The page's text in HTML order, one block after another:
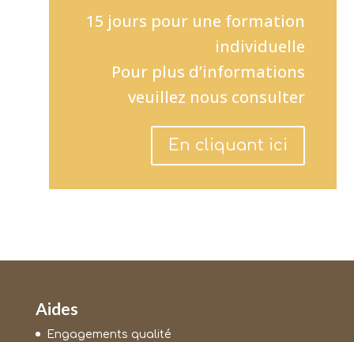
15 jours pour une formation
individuelle
Pour plus d’informations
veuillez nous consulter
En cliquant ici
Aides
Engagements qualité